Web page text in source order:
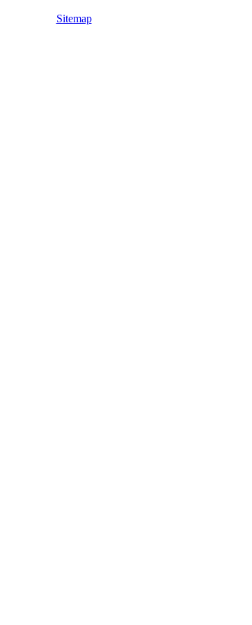
Sitemap